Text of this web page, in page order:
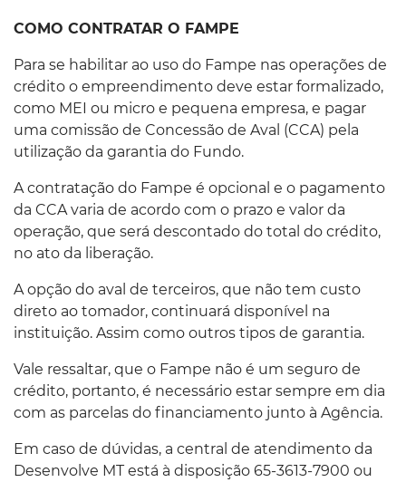
COMO CONTRATAR O FAMPE
Para se habilitar ao uso do Fampe nas operações de
crédito o empreendimento deve estar formalizado,
como MEI ou micro e pequena empresa, e pagar
uma comissão de Concessão de Aval (CCA) pela
utilização da garantia do Fundo.
A contratação do Fampe é opcional e o pagamento
da CCA varia de acordo com o prazo e valor da
operação, que será descontado do total do crédito,
no ato da liberação.
A opção do aval de terceiros, que não tem custo
direto ao tomador, continuará disponível na
instituição. Assim como outros tipos de garantia.
Vale ressaltar, que o Fampe não é um seguro de
crédito, portanto, é necessário estar sempre em dia
com as parcelas do financiamento junto à Agência.
Em caso de dúvidas, a central de atendimento da
Desenvolve MT está à disposição 65-3613-7900 ou